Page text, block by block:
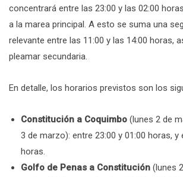
concentrará entre las 23:00 y las 02:00
a la marea principal. A esto se suma una
relevante entre las 11:00 y las 14:00 horas,
pleamar secundaria.
En detalle, los horarios previstos son los
Constitución a Coquimbo (lunes 2 de
3 de marzo): entre 23:00 y 01:00 horas, y
horas.
Golfo de Penas a Constitución (lunes